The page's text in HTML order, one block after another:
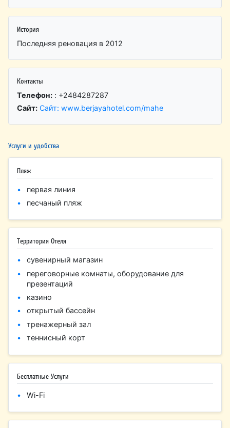
История
Последняя реновация в 2012
Контакты
Телефон: : +2484287287
Сайт: Сайт: www.berjayahotel.com/mahe
Услуги и удобства
Пляж
первая линия
песчаный пляж
Территория Отеля
сувенирный магазин
переговорные комнаты, оборудование для
презентаций
казино
открытый бассейн
тренажерный зал
теннисный корт
Бесплатные Услуги
Wi-Fi